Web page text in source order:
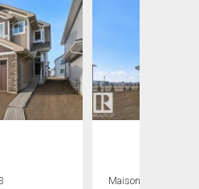
Maison